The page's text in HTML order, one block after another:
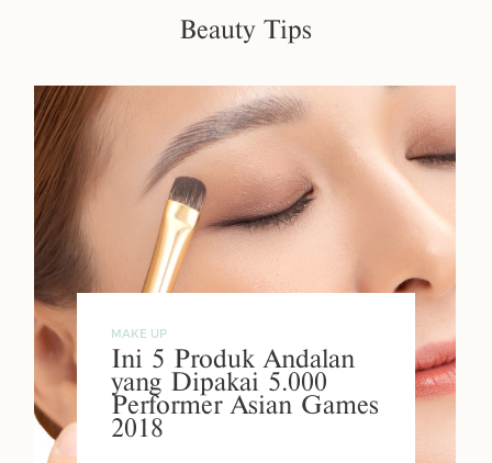
Beauty Tips
MAKE UP
Ini 5 Produk Andalan
yang Dipakai 5.000
Performer Asian Games
2018